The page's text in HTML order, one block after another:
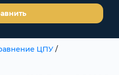
ЦПУ /